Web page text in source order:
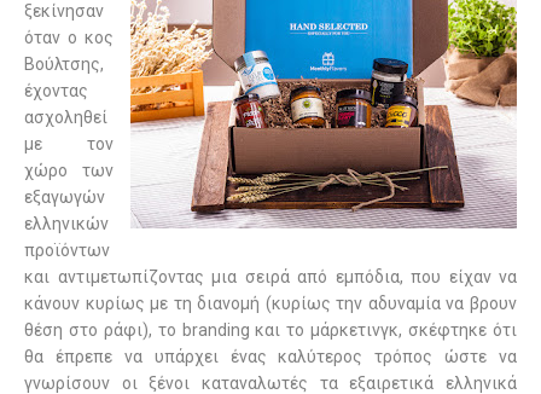
ξεκίνησαν
όταν ο κος
Βούλτσης,
έχοντας
ασχοληθεί
με τον
χώρο των
εξαγωγών
ελληνικών
προϊόντων
και αντιμετωπίζοντας μια σειρά από εμπόδια, που είχαν να
κάνουν κυρίως με τη διανομή (κυρίως την αδυναμία να βρουν
θέση στο ράφι), το branding και το μάρκετινγκ, σκέφτηκε ότι
θα έπρεπε να υπάρχει ένας καλύτερος τρόπος ώστε να
γνωρίσουν οι ξένοι καταναλωτές τα εξαιρετικά ελληνικά